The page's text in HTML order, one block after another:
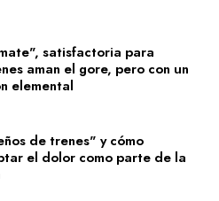
satisfactoria para
aman el gore, pero con un
elemental
de trenes" y cómo
el dolor como parte de la